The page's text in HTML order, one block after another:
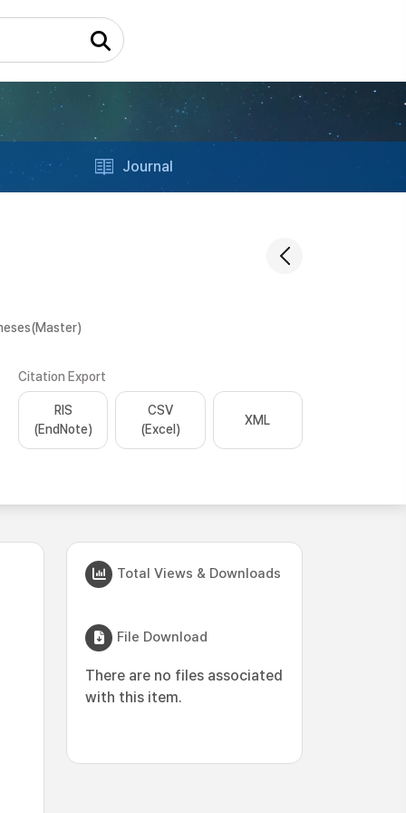
Journal
Citation Export
RIS
(EndNote)
CSV
(Excel)
XML
Total Views & Downloads
File Download
There are no files associated
with this item.